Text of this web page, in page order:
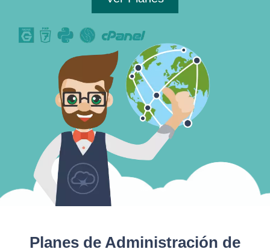
Planes de Administración de